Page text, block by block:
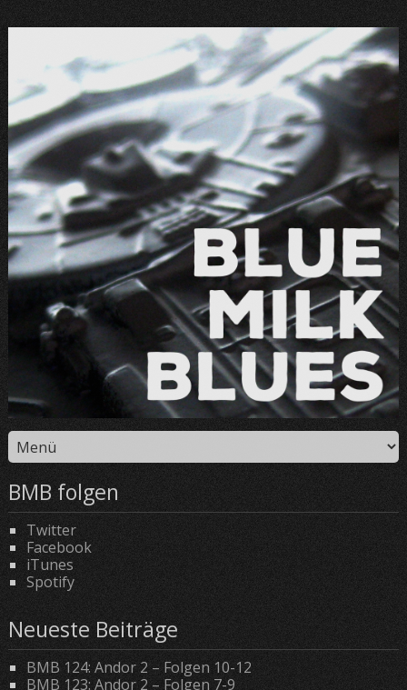
BMB folgen
Twitter
Facebook
iTunes
Spotify
Neueste Beiträge
BMB 124: Andor 2 – Folgen 10-12
BMB 123: Andor 2 – Folgen 7-9